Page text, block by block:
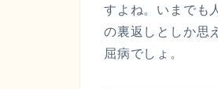
すよね。いまでも
の裏返しとしか思
屈病でしょ。